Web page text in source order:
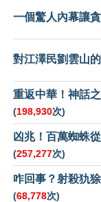
一個驚人內幕讓
對江澤民劉雲山
重返中華！神話
(198,930次)
凶兆！百萬蜘蛛
(257,277次)
咋回事？射殺犰
(68,778次)